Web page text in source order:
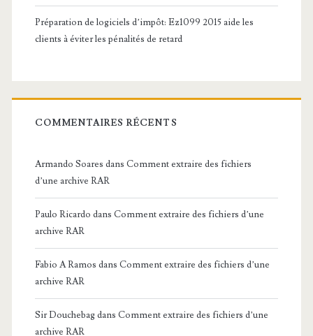
Préparation de logiciels d’impôt: Ez1099 2015 aide les
clients à éviter les pénalités de retard
COMMENTAIRES RÉCENTS
Armando Soares dans Comment extraire des fichiers
d’une archive RAR
Paulo Ricardo dans Comment extraire des fichiers d’une
archive RAR
Fabio A Ramos dans Comment extraire des fichiers d’une
archive RAR
Sir Douchebagdans Comment extraire des fichiers d’une
archive RAR